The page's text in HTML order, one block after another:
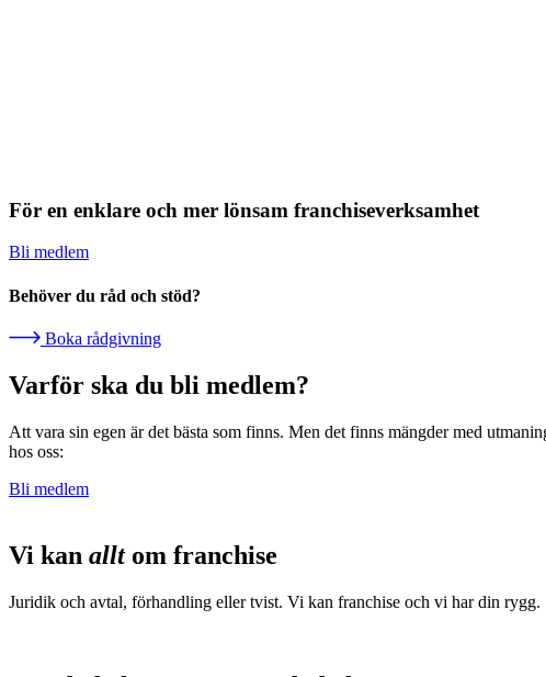
För en enklare och mer lönsam franchiseverksamhet
Bli medlem
Behöver du råd och stöd?
Boka rådgivning
Varför ska du bli medlem?
Att vara sin egen är det bästa som finns. Men det finns mängder med
hos oss:
Bli medlem
Vi kan alltom franchise
Juridik och avtal, förhandling eller tvist. Vi kan franchise och vi har din rygg.